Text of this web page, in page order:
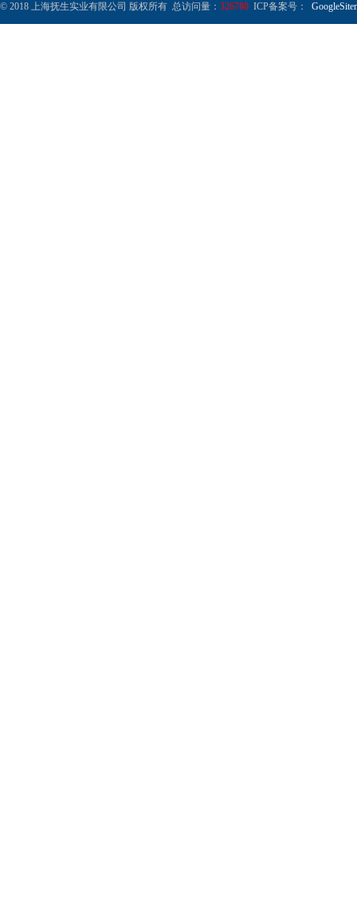
© 2018 上海抚生实业有限公司 版权所有 总访问量： 326780 ICP备案号：